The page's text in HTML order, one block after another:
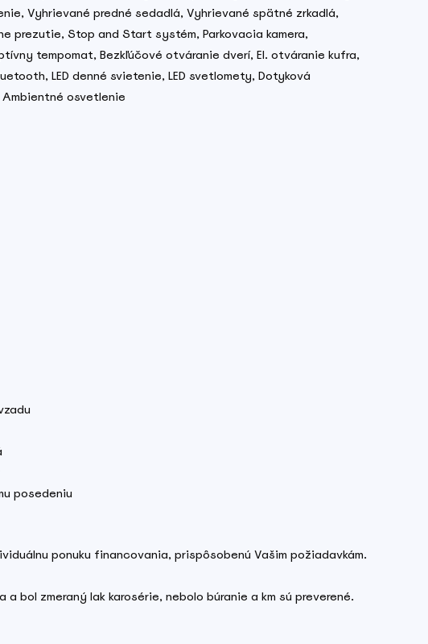
Vyhrievané predné sedadlá, Vyhrievané spätné zrkadlá,
prezutie, Stop and Start systém, Parkovacia kamera,
tempomat, Bezkľúčové otváranie dverí, El. otváranie kufra,
LED denné svietenie, LED svetlomety, Dotyková
osvetlenie
posedeniu
ponuku financovania, prispôsobenú Vašim požiadavkám.
bol zmeraný lak karosérie, nebolo búranie a km sú preverené.